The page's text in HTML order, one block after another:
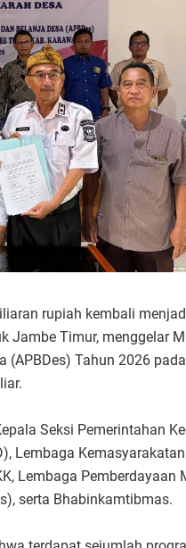
rupiah kembali
Jambe Timur, menggelar
(APBDes) Tahun 2026
Seksi Pemerintahan
Lembaga
Lembaga Pemberdayaan
serta Bhabinkamtibmas.